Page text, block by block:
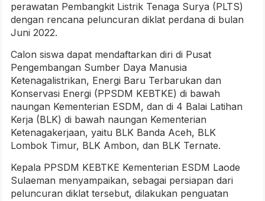
perawatan Pembangkit Listrik Tenaga Surya (PLTS)
dengan rencana peluncuran diklat perdana di bulan
Juni 2022.
Calon siswa dapat mendaftarkan diri di Pusat
Pengembangan Sumber Daya Manusia
Ketenagalistrikan, Energi Baru Terbarukan dan
Konservasi Energi (PPSDM KEBTKE) di bawah
naungan Kementerian ESDM, dan di 4 Balai Latihan
Kerja (BLK) di bawah naungan Kementerian
Ketenagakerjaan, yaitu BLK Banda Aceh, BLK
Lombok Timur, BLK Ambon, dan BLK Ternate.
Kepala PPSDM KEBTKE Kementerian ESDM Laode
Sulaeman menyampaikan, sebagai persiapan dari
peluncuran diklat tersebut, dilakukan penguatan